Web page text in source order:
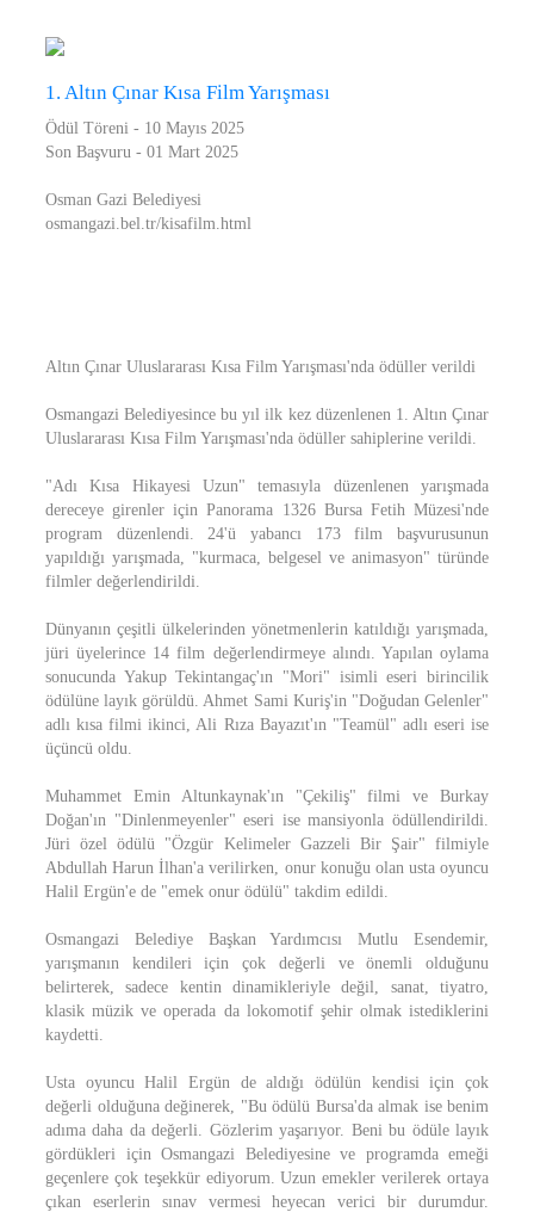
1. Altın Çınar Kısa Film Yarışması
Ödül Töreni - 10 Mayıs 2025
Son Başvuru - 01 Mart 2025
Osman Gazi Belediyesi
osmangazi.bel.tr/kisafilm.html
Altın Çınar Uluslararası Kısa Film Yarışması'nda ödüller verildi
Osmangazi Belediyesince bu yıl ilk kez düzenlenen 1. Altın Çınar
Uluslararası Kısa Film Yarışması'nda ödüller sahiplerine verildi.
"Adı Kısa Hikayesi Uzun" temasıyla düzenlenen yarışmada
dereceye girenler için Panorama 1326 Bursa Fetih Müzesi'nde
program düzenlendi. 24'ü yabancı 173 film başvurusunun
yapıldığı yarışmada, "kurmaca, belgesel ve animasyon" türünde
filmler değerlendirildi.
Dünyanın çeşitli ülkelerinden yönetmenlerin katıldığı yarışmada,
jüri üyelerince 14 film değerlendirmeye alındı. Yapılan oylama
sonucunda Yakup Tekintangaç'ın "Mori" isimli eseri birincilik
ödülüne layık görüldü. Ahmet Sami Kuriş'in "Doğudan Gelenler"
adlı kısa filmi ikinci, Ali Rıza Bayazıt'ın "Teamül" adlı eseri ise
üçüncü oldu.
Muhammet Emin Altunkaynak'ın "Çekiliş" filmi ve Burkay
Doğan'ın "Dinlenmeyenler" eseri ise mansiyonla ödüllendirildi.
Jüri özel ödülü "Özgür Kelimeler Gazzeli Bir Şair" filmiyle
Abdullah Harun İlhan'a verilirken, onur konuğu olan usta oyuncu
Halil Ergün'e de "emek onur ödülü" takdim edildi.
Osmangazi Belediye Başkan Yardımcısı Mutlu Esendemir,
yarışmanın kendileri için çok değerli ve önemli olduğunu
belirterek, sadece kentin dinamikleriyle değil, sanat, tiyatro,
klasik müzik ve operada da lokomotif şehir olmak istediklerini
kaydetti.
Usta oyuncu Halil Ergün de aldığı ödülün kendisi için çok
değerli olduğuna değinerek, "Bu ödülü Bursa'da almak ise benim
adıma daha da değerli. Gözlerim yaşarıyor. Beni bu ödüle layık
gördükleri için Osmangazi Belediyesine ve programda emeği
geçenlere çok teşekkür ediyorum. Uzun emekler verilerek ortaya
çıkan eserlerin sınav vermesi heyecan verici bir durumdur.